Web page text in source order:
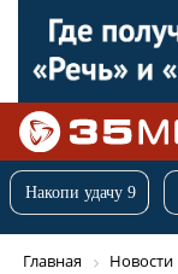
Накопи удачу 9
Главная Новости